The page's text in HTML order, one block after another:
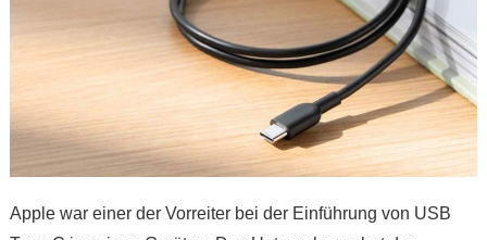
Apple war einer der Vorreiter bei der Einführung von USB